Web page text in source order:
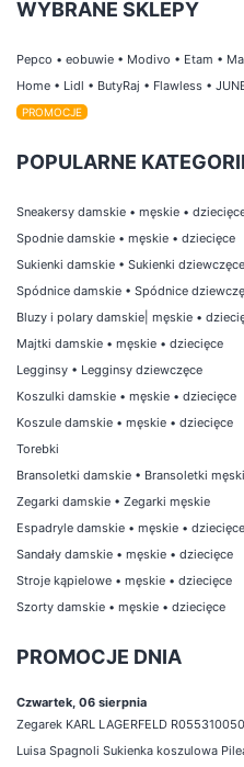
WYBRANE SKLEPY
Pepco • eobuwie • Modivo • Etam •
Home • Lidl • ButyRaj • Flawless •
PROMOCJE
POPULARNE
Sneakersy damskie • męskie •
Spodnie damskie • męskie • dziecięce
Sukienki damskie • Sukienki dziewczęce
Spódnice damskie • Spódnice
Bluzy i polary damskie męskie •
Majtki damskie • męskie • dziecięce
Legginsy • Legginsy dziewczęce
Koszulki damskie • męskie • dziecięce
Koszule damskie • męskie • dziecięce
Torebki
Bransoletki damskie • Bransoletki
Zegarki damskie • Zegarki męskie
Espadryle damskie • męskie • dziecięce
Sandały damskie • męskie • dziecięce
Stroje kąpielowe • męskie • dziecięce
Szorty damskie • męskie • dziecięce
PROMOCJE DNIA
Czwartek, 06 sierpnia
Zegarek KARL LAGERFELD
Luisa Spagnoli Sukienka koszulowa